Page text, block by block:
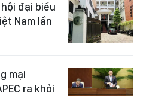
đại biểu
Nam lần
mại
ra khỏi